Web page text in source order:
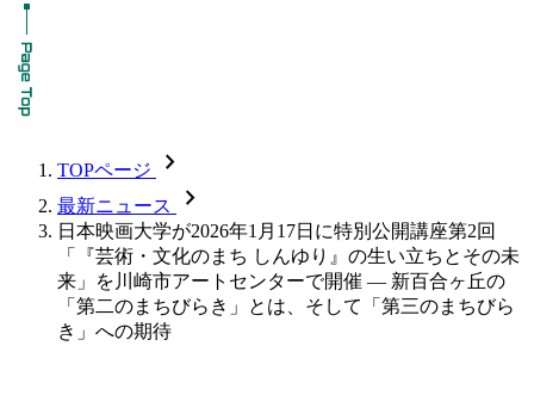
TOPページ chevron_forward
最新ニュース chevron_forward
日本映画大学が2026年1月17日に特別公開講座第2回
「『芸術・文化のまち しんゆり』の生い立ちとその未
来」を川崎市アートセンターで開催 ― 新百合ヶ丘の
「第二のまちびらき」とは、そして「第三のまちびら
き」への期待